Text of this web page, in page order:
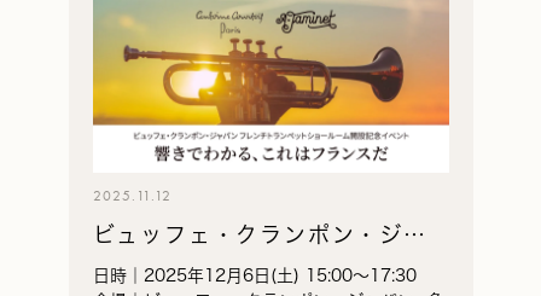
2025.11.12
ビュッフェ・クランポン・ジャ
パン フレンチトランペットショ
日時｜2025年12月6日(土) 15:00～17:30